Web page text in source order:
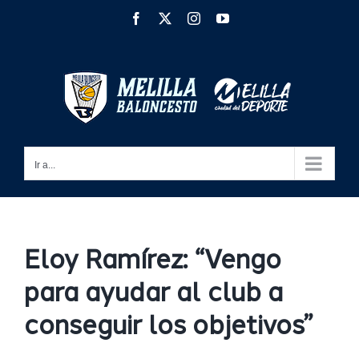
Facebook InstagramYouTube
Ir a...
Eloy Ramírez: “Vengo
para ayudar al club a
conseguir los objetivos”